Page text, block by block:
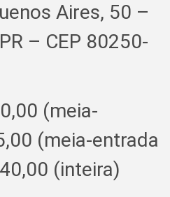
Aires, 50 –
– CEP 80250-
(meia-
(meia-entrada
(inteira)